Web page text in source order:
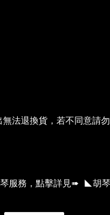
法退換貨，若不同意請
琴服務，點擊詳見➠ ◣胡